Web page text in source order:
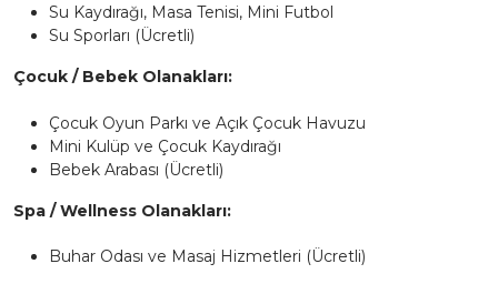
Su Kaydırağı, Masa Tenisi, Mini Futbol
Su Sporları (Ücretli)
Çocuk / Bebek Olanakları:
Çocuk Oyun Parkı ve Açık Çocuk Havuzu
Mini Kulüp ve Çocuk Kaydırağı
Bebek Arabası (Ücretli)
Spa / Wellness Olanakları:
Buhar Odası ve Masaj Hizmetleri (Ücretli)